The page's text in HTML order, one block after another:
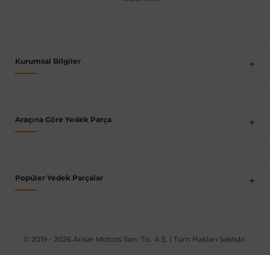
Kurumsal Bilgiler
Araçına Göre Yedek Parça
Popüler Yedek Parçalar
© 2019 - 2026 Arisar Motors San. Tic. A.Ş. | Tüm Hakları Saklıdır.